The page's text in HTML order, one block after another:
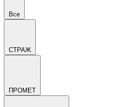
Все
СТРАЖ
ПРОМЕТ